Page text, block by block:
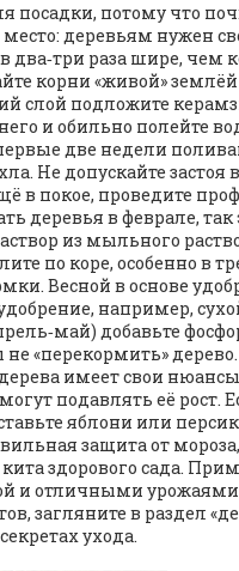
посадки, потому что
деревьям нужен
два‑три раза шире, чем
корни «живой»
слой подложите
и обильно полейте
две недели
Не допускайте
в покое, проведите
деревья в феврале,
из мыльного
по коре, особенно в
Весной в основе
например,
добавьте
«перекормить» дерево.
имеет свои
подавлять её рост.
яблони или
защита от
кита здорового сада.
и отличными
загляните в раздел
ухода.